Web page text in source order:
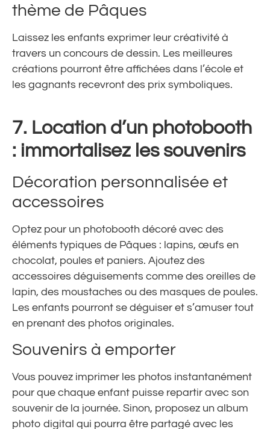
thème de Pâques
Laissez les enfants exprimer leur créativité à
travers un concours de dessin. Les meilleures
créations pourront être affichées dans l’école et
les gagnants recevront des prix symboliques.
7. Location d’un photobooth
: immortalisez les souvenirs
Décoration personnalisée et
accessoires
Optez pour un photobooth décoré avec des
éléments typiques de Pâques : lapins, œufs en
chocolat, poules et paniers. Ajoutez des
accessoires déguisements comme des oreilles de
lapin, des moustaches ou des masques de poules.
Les enfants pourront se déguiser et s’amuser tout
en prenant des photos originales.
Souvenirs à emporter
Vous pouvez imprimer les photos instantanément
pour que chaque enfant puisse repartir avec son
souvenir de la journée. Sinon, proposez un album
photo digital qui pourra être partagé avec les